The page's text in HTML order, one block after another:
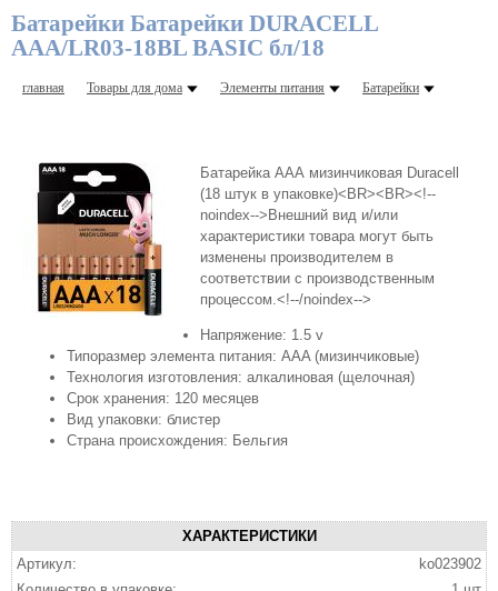
Батарейки Батарейки DURACELL
ААA/LR03-18BL BASIC бл/18
главная Товары для дома Элементы питания Батарейки
Батарейка ААА мизинчиковая Duracell
(18 штук в упаковке)<BR><BR><!--
noindex-->Внешний вид и/или
характеристики товара могут быть
изменены производителем в
соответствии с производственным
процессом.<!--/noindex-->
Напряжение: 1.5 v
Типоразмер элемента питания: AAA (мизинчиковые)
Технология изготовления: алкалиновая (щелочная)
Срок хранения: 120 месяцев
Вид упаковки: блистер
Страна происхождения: Бельгия
ХАРАКТЕРИСТИКИ
Артикул:
ko023902